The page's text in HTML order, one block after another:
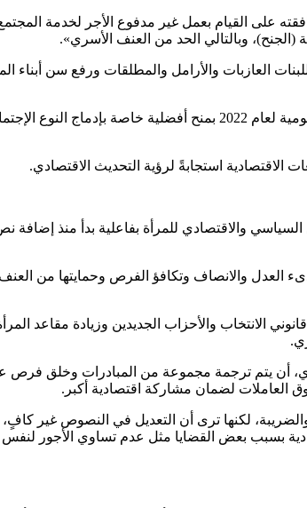
على القيام بعمل غير مدفوع الأجر لخدمة
وبالتالي الحد من العنف الأسري».
العازبات والأرامل والمطلقات ورفع سن أبناء
استجابةً لرؤية التحديث الاقتصادي.
والانصاف وتكافؤ الفرص وحمايتها من
أن يتم ترجمة مجموعة من المبادرات وخلق
العاملات لضمان مشاركة اقتصادية أكبر.
لكنها ترى أن التعديل في النصوص غير
بسبب بعض القضايا مثل عدم تساوي الأجور